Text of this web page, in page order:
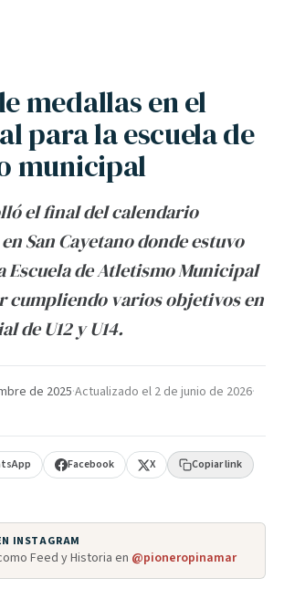
medallas en el
para la escuela de
municipal
el final del calendario
San Cayetano donde estuvo
Escuela de Atletismo Municipal
cumpliendo varios objetivos en
de U12 y U14.
de 2025·Actualizado el 2 de junio de 2026·
Facebook X Copiar link
INSTAGRAM
Feed y Historia en @pioneropinamar